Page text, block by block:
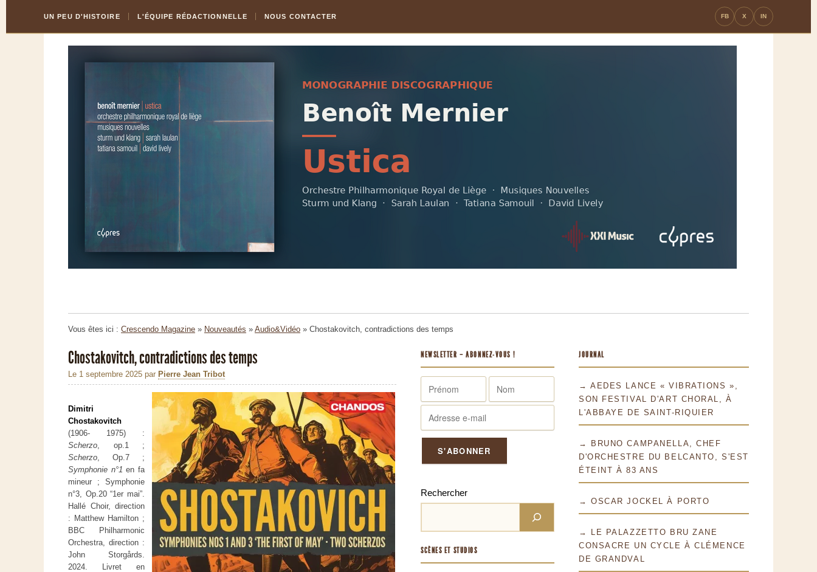
Content
la
UN PEU D'HISTOIRE L'ÉQUIPE RÉDACTIONNELLE NOUS CONTACTER FB X IN
Vous êtes ici : Crescendo Magazine » Nouveautés » Audio&Vidéo » Chostakovitch, contradictions des temps
Chostakovitch, contradictions des temps
Le 1 septembre 2025 par Pierre Jean Tribot
Dimitri
Chostakovitch
(1906- 1975) :
Scherzo, op.1 ;
Scherzo, Op.7 ;
Symphonie n°1 en fa
mineur ; Symphonie
n°3, Op.20 “1er mai”.
Hallé Choir, direction
: Matthew Hamilton ;
BBC Philharmonic
Orchestra, direction :
John Storgårds.
2024. Livret en
NEWSLETTER – ABONNEZ-VOUS !
Rechercher
SCÈNES ET STUDIOS
JOURNAL
→ AEDES LANCE « VIBRATIONS »,
SON FESTIVAL D'ART CHORAL, À
L'ABBAYE DE SAINT-RIQUIER
→ BRUNO CAMPANELLA, CHEF
D'ORCHESTRE DU BELCANTO, S'EST
ÉTEINT À 83 ANS
→ OSCAR JOCKEL À PORTO
→ LE PALAZZETTO BRU ZANE
CONSACRE UN CYCLE À CLÉMENCE
DE GRANDVAL